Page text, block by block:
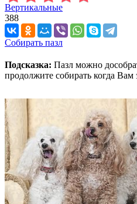
Вертикальные
388
Собирать пазл
Подсказка: Пазл можно
продолжите собирать когда Вам